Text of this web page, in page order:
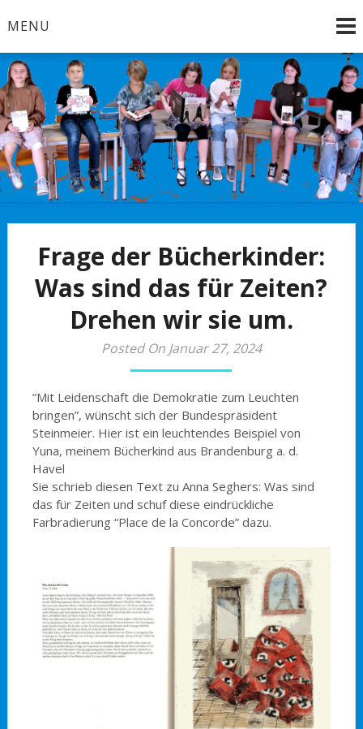
toMENU
Bücherkinder
Brandenburg an der Havel
Frage der Bücherkinder:
Was sind das für Zeiten?
Drehen wir sie um.
Posted On Januar 27, 2024
“Mit Leidenschaft die Demokratie zum Leuchten
bringen”, wünscht sich der Bundespräsident
Steinmeier. Hier ist ein leuchtendes Beispiel von
Yuna, meinem Bücherkind aus Brandenburg a. d.
Havel
Sie schrieb diesen Text zu Anna Seghers: Was sind
das für Zeiten und schuf diese eindrückliche
Farbradierung “Place de la Concorde” dazu.